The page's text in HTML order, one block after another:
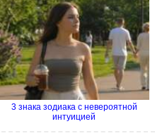
3 знака зодиака с невероятной
интуицией